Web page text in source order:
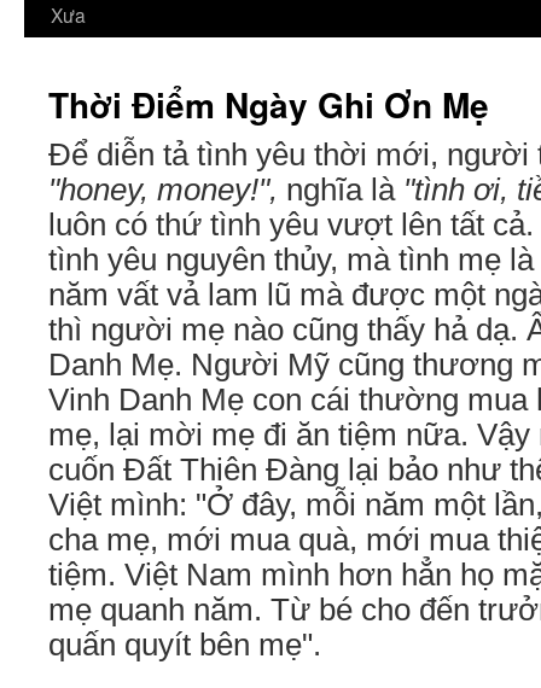
Xưa
Thời Điểm Ngày Ghi Ơn Mẹ
Để diễn tả tình yêu thời mới, người
"honey, money!", nghĩa là "tình ơi,
luôn có thứ tình yêu vượt lên tất
tình yêu nguyên thủy, mà tình mẹ
năm vất vả lam lũ mà được một
thì người mẹ nào cũng thấy hả dạ.
Danh Mẹ. Người Mỹ cũng thương
Vinh Danh Mẹ con cái thường mua
mẹ, lại mời mẹ đi ăn tiệm nữa. Vậy
cuốn Đất Thiên Đàng lại bảo như
Việt mình: "Ở đây, mỗi năm một
cha mẹ, mới mua quà, mới mua
tiệm. Việt Nam mình hơn hẳn họ
mẹ quanh năm. Từ bé cho đến
quấn quyít bên mẹ".